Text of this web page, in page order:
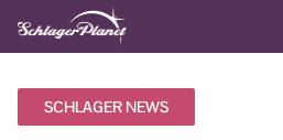
SCHLAGER NEWS